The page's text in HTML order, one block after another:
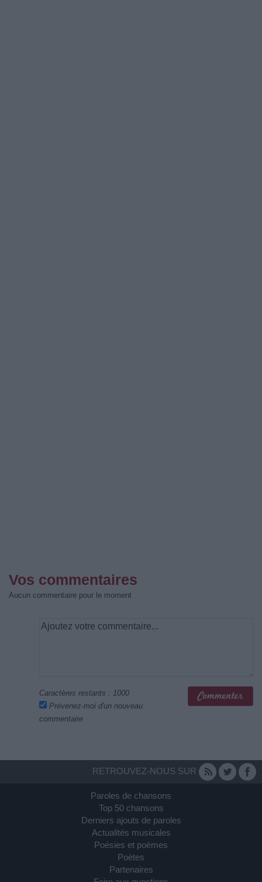
Vos commentaires
Aucun commentaire pour le moment
Caractères restants : 1000
Prévenez-moi d'un nouveau
commentaire
RETROUVEZ-NOUS SUR
Paroles de chansons
Top 50 chansons
Derniers ajouts de paroles
Actualités musicales
Poésies et poèmes
Poètes
Partenaires